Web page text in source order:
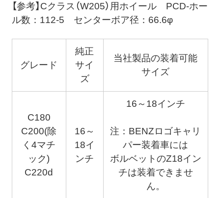
【参考】Cクラス（W205）用ホイール PCD-ホー
ル数：112-5 センターボア径：66.6φ
グレード
純正
サイ
ズ
当社製品の装着可能
サイズ
C180
C200(除
く4マチ
ック)
C220d
16～
18イ
ンチ
16～18インチ
注：BENZロゴキャリ
パー装着車には
ボルベットのZ18イン
チは装着できませ
ん。